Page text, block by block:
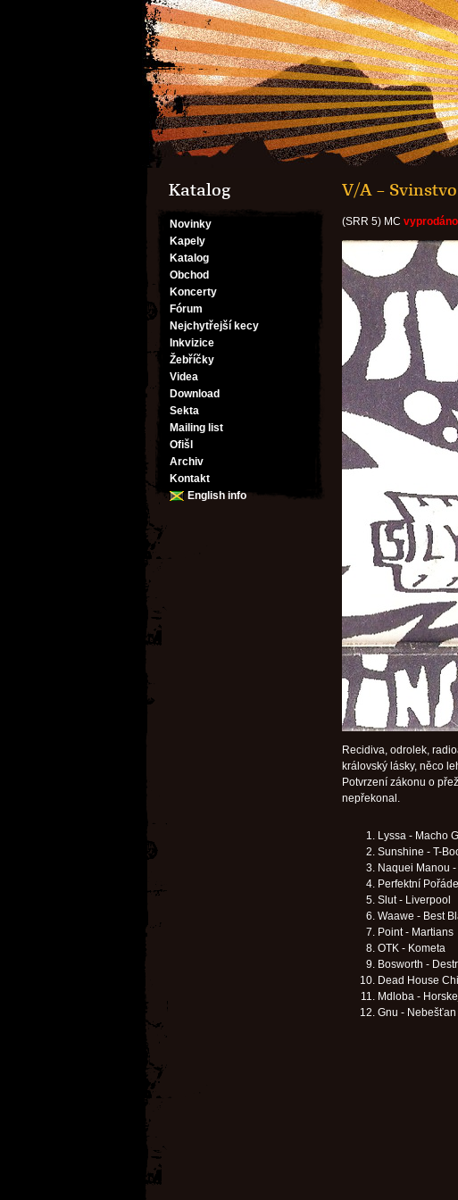
Katalog
Novinky
Kapely
Katalog
Obchod
Koncerty
Fórum
Nejchytřejší kecy
Inkvizice
Žebříčky
Videa
Download
Sekta
Mailing list
Ofišl
Archiv
Kontakt
English info
V/A –
(SRR 5) MC vyprodáno
Recidiva, odrolek,
královský lásky, něco
Potvrzení zákonu o
nepřekonal.
Lyssa - Macho
Sunshine - T-
Naquei Manou
Perfektní
Slut - Liverpool
Waawe - Best
Point - Martians
OTK - Kometa
Bosworth -
Dead House
Mdloba -
Gnu - Nebešťan